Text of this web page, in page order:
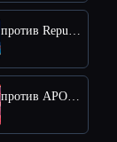
против Republiclabs.ai
против APOB AI